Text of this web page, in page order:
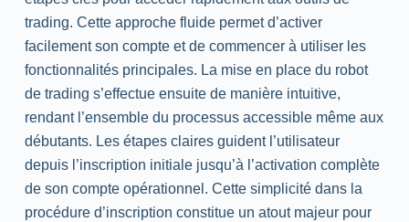
trading. Cette approche fluide permet d’activer
facilement son compte et de commencer à utiliser les
fonctionnalités principales. La mise en place du robot
de trading s’effectue ensuite de manière intuitive,
rendant l’ensemble du processus accessible même aux
débutants. Les étapes claires guident l’utilisateur
depuis l’inscription initiale jusqu’à l’activation complète
de son compte opérationnel. Cette simplicité dans la
procédure d’inscription constitue un atout majeur pour